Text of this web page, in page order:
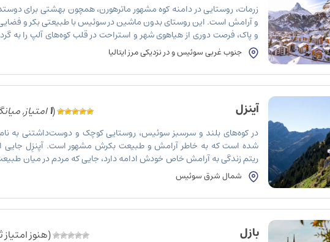
زرمات، روستایی در دامنه‌ کوه مشهور ماترهورن، همچون بهشتی برای
و آرامش است. این روستای بدون ماشین در سوئیس با طبیعتی بکر و
و پاک، فرصت دوری از هیاهوی شهر و استراحت در قلب کوه‌های آلپ را به
می‌دهد. وسایل نقلیه برقی، کالسکه‌ها، و دوچرخه‌ها تنها راه جابه‌جایی […]
جنوب غربی سوئیس و در نزدیکی مرز ایتالیا
آپنزِل (
1امتیاز,
در کوه‌های بلند و سرسبز سوئیس، روستایی کوچک و دوست‌داشتنی به نام
شده است که به خاطر آرامش و طبیعت بکرش مشهور است. آپنزِل جایی
ریتم زندگی به آرامش خاص خودش ادامه دارد، جایی که مردم در میان
خیره‌کننده به شیوه‌ای ساده و اصیل زندگی می‌کنند. […]
شمال شرق سوئیس
بازل (هنوز